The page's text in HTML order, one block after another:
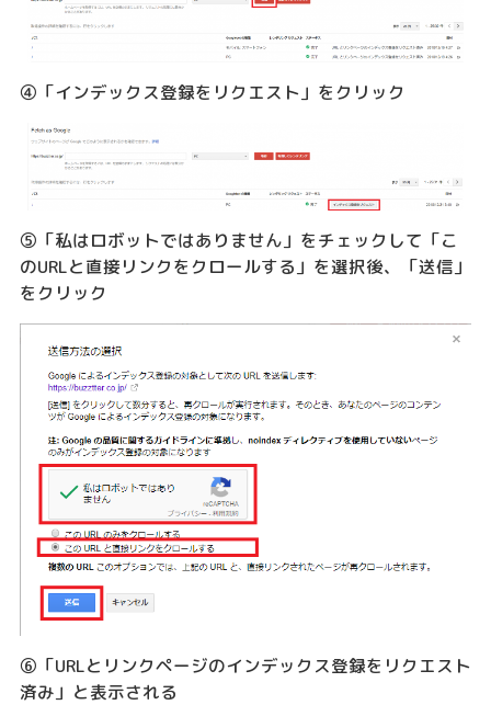
④「インデックス登録をリクエスト」をクリック
⑤「私はロボットではありません」をチェックして「こ
のURLと直接リンクをクロールする」を選択後、「送信」
をクリック
⑥「URLとリンクページのインデックス登録をリクエスト
済み」と表示される